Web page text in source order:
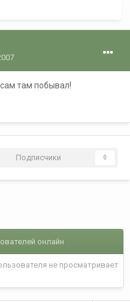
там побывал!
Подписчики 0
онлайн
не просматривает